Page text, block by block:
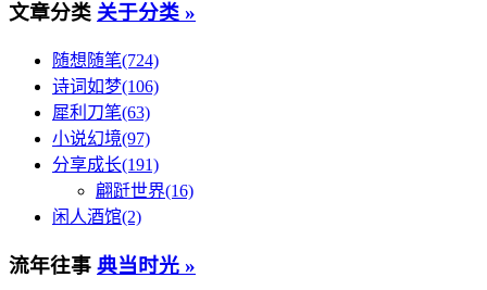
文章分类 关于分类 »
随想随笔(724)
诗词如梦(106)
犀利刀笔(63)
小说幻境(97)
分享成长(191)
翩跹世界(16)
闲人酒馆(2)
流年往事 典当时光 »